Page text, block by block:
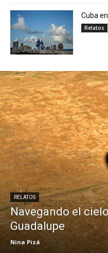
Cuba
Relatos
RELATOS
Navegando el
Guadalupe
Nina Pizá